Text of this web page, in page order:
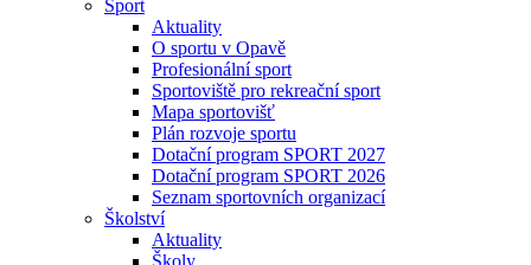
Sport
Aktuality
O sportu v Opavě
Profesionální sport
Sportoviště pro rekreační sport
Mapa sportovišť
Plán rozvoje sportu
Dotační program SPORT 2027
Dotační program SPORT 2026
Seznam sportovních organizací
Školství
Aktuality